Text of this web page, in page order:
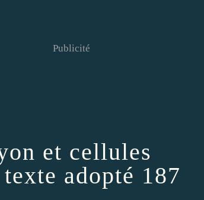
Publicité
et cellules
adopté 187